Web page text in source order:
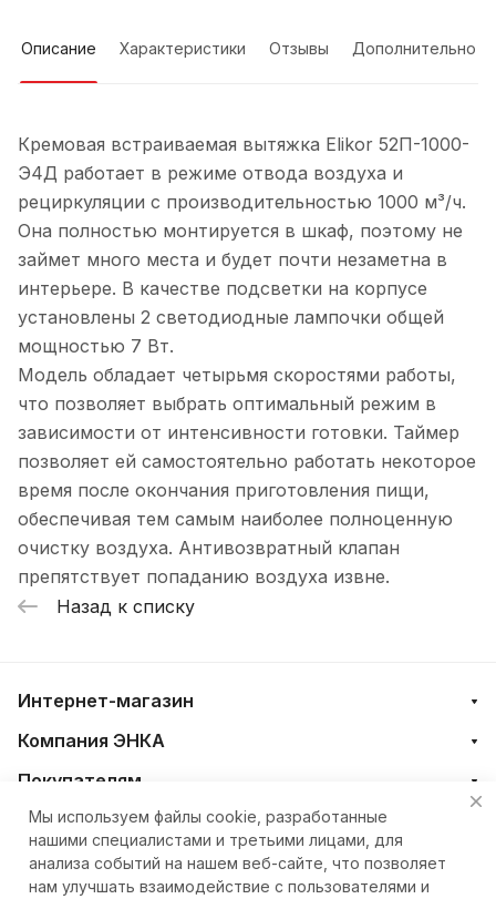
Описание Характеристики Отзывы Дополнительно
Кремовая встраиваемая вытяжка Elikor 52П-1000-
Э4Д работает в режиме отвода воздуха и
рециркуляции с производительностью 1000 м³/ч.
Она полностью монтируется в шкаф, поэтому не
займет много места и будет почти незаметна в
интерьере. В качестве подсветки на корпусе
установлены 2 светодиодные лампочки общей
мощностью 7 Вт.
Модель обладает четырьмя скоростями работы,
что позволяет выбрать оптимальный режим в
зависимости от интенсивности готовки. Таймер
позволяет ей самостоятельно работать некоторое
время после окончания приготовления пищи,
обеспечивая тем самым наиболее полноценную
очистку воздуха. Антивозвратный клапан
препятствует попаданию воздуха извне.
Назад к списку
Интернет-магазин
Компания ЭНКА
Покупателям
+7 (4212) 23-33-33
eshop@nkteh.ru
Мы используем файлы cookie, разработанные
нашими специалистами и третьими лицами, для
анализа событий на нашем веб-сайте, что позволяет
нам улучшать взаимодействие с пользователями и